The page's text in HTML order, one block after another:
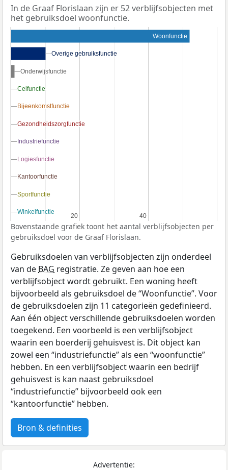
In de Graaf Florislaan zijn er 52 verblijfsobjecten met
het gebruiksdoel woonfunctie.
20
20 40
40
Woonfunctie
Overige gebruiksfunctie
Overige gebruiksfunctie
Onderwijsfunctie
Onderwijsfunctie
Celfunctie
Celfunctie
Bijeenkomstfunctie
Bijeenkomstfunctie
Gezondheidszorgfunctie
Gezondheidszorgfunctie
Industriefunctie
Industriefunctie
Logiesfunctie
Logiesfunctie
Kantoorfunctie
Kantoorfunctie
Sportfunctie
Sportfunctie
Winkelfunctie
Winkelfunctie
Bovenstaande grafiek toont het aantal verblijfsobjecten per
gebruiksdoel voor de Graaf Florislaan.
Gebruiksdoelen van verblijfsobjecten zijn onderdeel
van de BAG registratie. Ze geven aan hoe een
verblijfsobject wordt gebruikt. Een woning heeft
bijvoorbeeld als gebruiksdoel de “Woonfunctie”. Voor
de gebruiksdoelen zijn 11 categorieën gedefinieerd.
Aan één object verschillende gebruiksdoelen worden
toegekend. Een voorbeeld is een verblijfsobject
waarin een boerderij gehuisvest is. Dit object kan
zowel een “industriefunctie” als een “woonfunctie”
hebben. En een verblijfsobject waarin een bedrijf
gehuisvest is kan naast gebruiksdoel
“industriefunctie” bijvoorbeeld ook een
“kantoorfunctie” hebben.
Bron & definities
Advertentie: